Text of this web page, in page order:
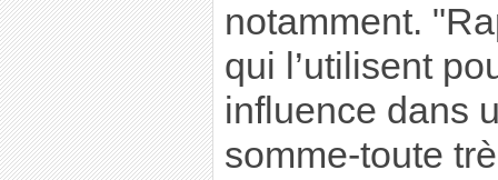
notamment.
qui l’utilisent
influence dans
somme-toute